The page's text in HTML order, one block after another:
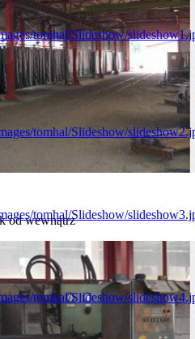
od wewnątrz
tomhal/Slideshow/
tomhal/Slideshow/
tomhal/Slideshow/
tomhal/Slideshow/